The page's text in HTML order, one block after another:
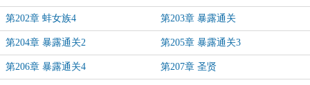
第202章 蚌女族4 第203章 暴露通关
第204章 暴露通关2 第205章 暴露通关3
第206章 暴露通关4 第207章 圣贤